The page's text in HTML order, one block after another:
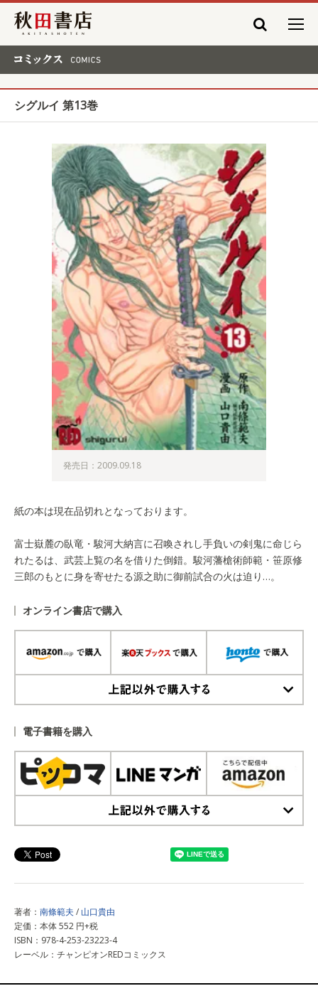
秋田書店
シグルイ 第13巻
発売日：2009.09.18
紙の本は現在品切れとなっております。
富士嶽麓の臥竜・駿河大納言に召喚されし手負いの剣鬼に命じら
れたるは、武芸上覧の名を借りた倒錯。駿河藩槍術師範・笹原修
三郎のもとに身を寄せたる源之助に御前試合の火は迫り…。
オンライン書店で購入
電子書籍を購入
著者： 南條範夫 / 山口貴由
定価：本体 552 円+税
ISBN：978-4-253-23223-4
レーベル：チャンピオンREDコミックス